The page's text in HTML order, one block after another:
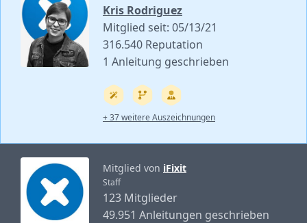
Kris Rodriguez
Mitglied seit: 05/13/21
316.540 Reputation
1 Anleitung geschrieben
+ 37 weitere Auszeichnungen
Mitglied von iFixit
Staff
123 Mitglieder
49.951 Anleitungen geschrieben